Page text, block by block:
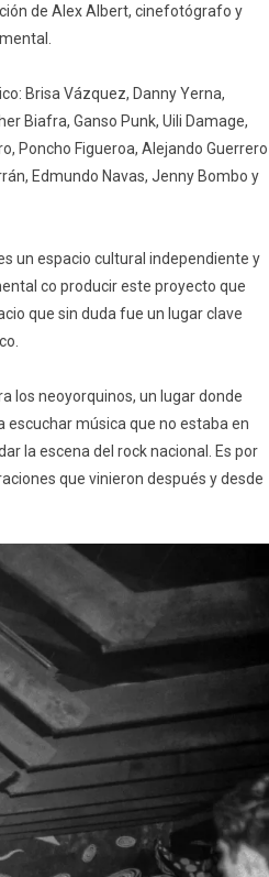
de Alex Albert, cinefotógrafo y
Brisa Vázquez, Danny Yerna,
Biafra, Ganso Punk, Uili Damage,
Poncho Figueroa, Alejando Guerrero
Edmundo Navas, Jenny Bombo y
un espacio cultural independiente y
co producir este proyecto que
que sin duda fue un lugar clave
los neoyorquinos, un lugar donde
escuchar música que no estaba en
la escena del rock nacional. Es por
que vinieron después y desde